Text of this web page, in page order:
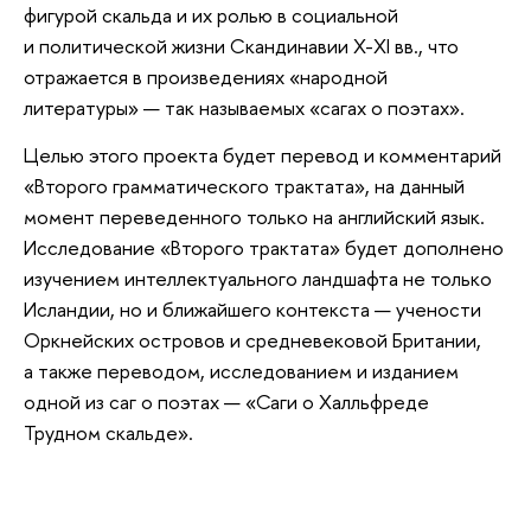
фигурой скальда и их ролью в социальной
и политической жизни Скандинавии X-XI вв., что
отражается в произведениях «народной
литературы» — так называемых «сагах о поэтах».
Целью этого проекта будет перевод и комментарий
«Второго грамматического трактата», на данный
момент переведенного только на английский язык.
Исследование «Второго трактата» будет дополнено
изучением интеллектуального ландшафта не только
Исландии, но и ближайшего контекста — учености
Оркнейских островов и средневековой Британии,
а также переводом, исследованием и изданием
одной из саг о поэтах — «Саги о Халльфреде
Трудном скальде».